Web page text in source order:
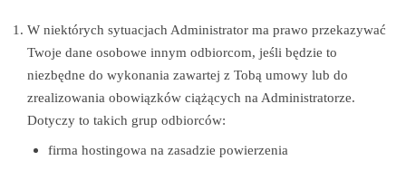
W niektórych sytuacjach Administrator ma prawo przekazywać
Twoje dane osobowe innym odbiorcom, jeśli będzie to
niezbędne do wykonania zawartej z Tobą umowy lub do
zrealizowania obowiązków ciążących na Administratorze.
Dotyczy to takich grup odbiorców:
firma hostingowa na zasadzie powierzenia